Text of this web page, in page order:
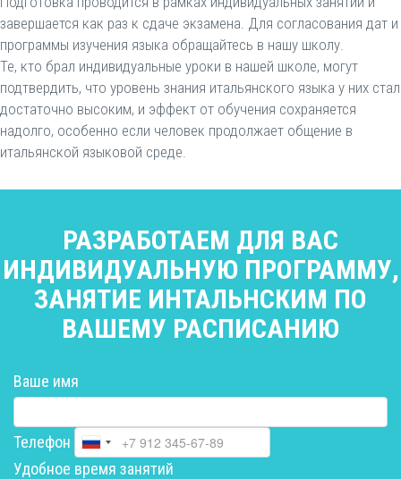
завершается как раз к сдаче экзамена. Для согласования дат и
программы изучения языка обращайтесь в нашу школу.
Те, кто брал индивидуальные уроки в нашей школе, могут
подтвердить, что уровень знания итальянского языка у них стал
достаточно высоким, и эффект от обучения сохраняется
надолго, особенно если человек продолжает общение в
итальянской языковой среде.
РАЗРАБОТАЕМ ДЛЯ ВАС
ИНДИВИДУАЛЬНУЮ ПРОГРАММУ,
ЗАНЯТИЕ ИНТАЛЬНСКИМ ПО
ВАШЕМУ РАСПИСАНИЮ
Ваше имя
Телефон
Удобное время занятий